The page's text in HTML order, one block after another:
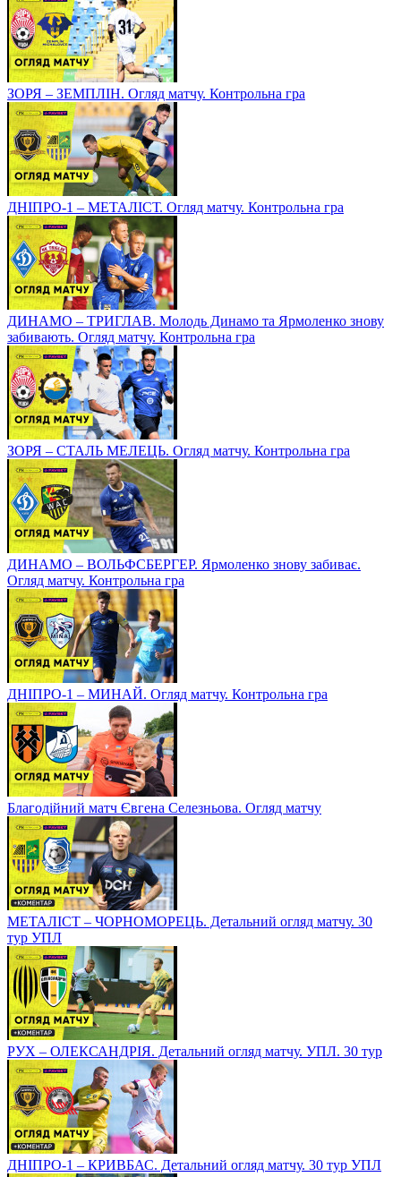
ЗОРЯ – ЗЕМПЛІН. Огляд матчу. Контрольна гра
ДНІПРО-1 – МЕТАЛІСТ. Огляд матчу. Контрольна гра
ДИНАМО – ТРИГЛАВ. Молодь Динамо та Ярмоленко знову
забивають. Огляд матчу. Контрольна гра
ЗОРЯ – СТАЛЬ МЕЛЕЦЬ. Огляд матчу. Контрольна гра
ДИНАМО – ВОЛЬФСБЕРГЕР. Ярмоленко знову забиває.
Огляд матчу. Контрольна гра
ДНІПРО-1 – МИНАЙ. Огляд матчу. Контрольна гра
Благодійний матч Євгена Селезньова. Огляд матчу
МЕТАЛІСТ – ЧОРНОМОРЕЦЬ. Детальний огляд матчу. 30
тур УПЛ
РУХ – ОЛЕКСАНДРІЯ. Детальний огляд матчу. УПЛ. 30 тур
ДНІПРО-1 – КРИВБАС. Детальний огляд матчу. 30 тур УПЛ